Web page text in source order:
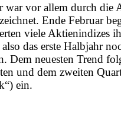
war vor allem durch die
Ende Februar
viele Aktienindizes
das erste Halbjahr
Dem neuesten Trend
und dem zweiten
ein.